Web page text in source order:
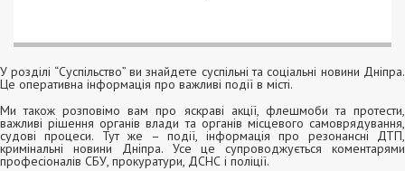
У розділі “Суспільство” ви знайдете суспільні та соціальні новини Дніпра.
Це оперативна інформація про важливі події в місті.
Ми також розповімо вам про яскраві акції, флешмоби та протести,
важливі рішення органів влади та органів місцевого самоврядування,
судові процеси. Тут же – події, інформація про резонансні ДТП,
кримінальні новини Дніпра. Усе це супроводжується коментарями
професіоналів СБУ, прокуратури, ДСНС і поліції.